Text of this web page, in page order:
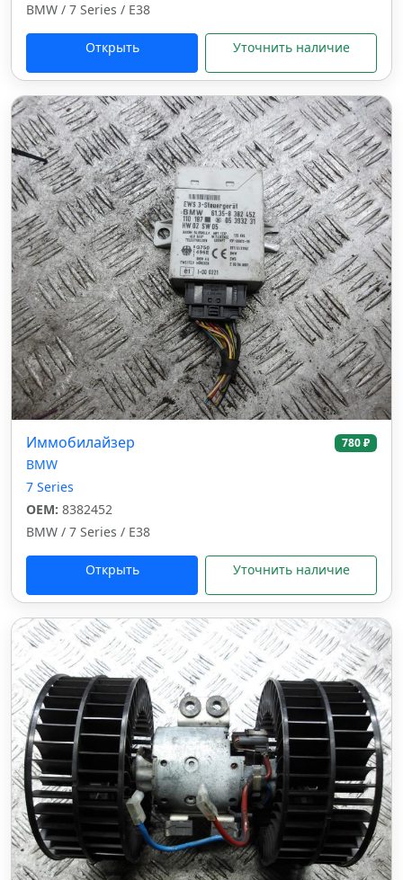
BMW / 7 Series / E38
Открыть Уточнить наличие
Иммобилайзер 780 ₽
BMW
7 Series
OEM: 8382452
BMW / 7 Series / E38
Открыть Уточнить наличие